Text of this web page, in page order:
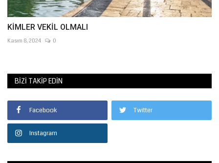
KİMLER VEKİL OLMALI
Kasım 8, 2024 0
BIZI TAKIP EDIN
Facebook Twitter
Instagram